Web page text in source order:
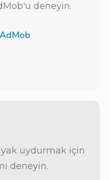
deneyin.
uydurmak için
deneyin.